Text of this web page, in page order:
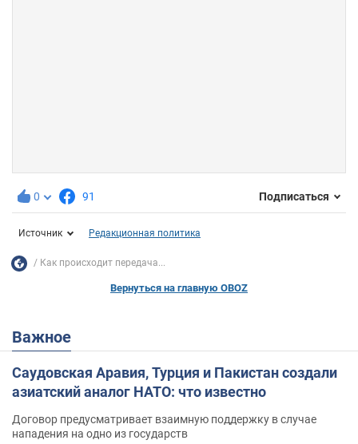
0 91 Подписаться
Источник Редакционная политика
Как происходит передача...
Вернуться на главную OBOZ
Важное
Саудовская Аравия, Турция и Пакистан создали
азиатский аналог НАТО: что известно
Договор предусматривает взаимную поддержку в случае
нападения на одно из государств